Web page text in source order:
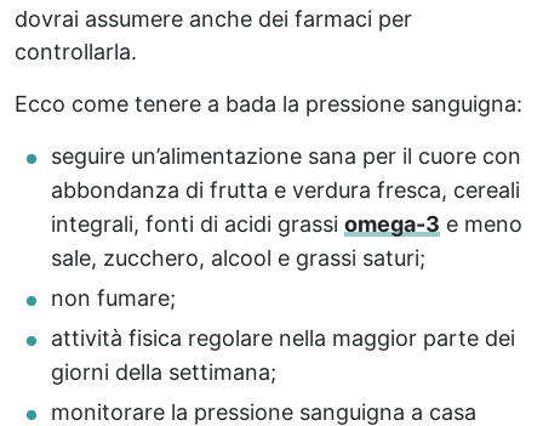
dovrai assumere anche dei farmaci per
controllarla.
Ecco come tenere a bada la pressione sanguigna:
seguire un’alimentazione sana per il cuore con
abbondanza di frutta e verdura fresca, cereali
integrali, fonti di acidi grassi omega-3 e meno
sale, zucchero, alcool e grassi saturi;
non fumare;
attività fisica regolare nella maggior parte dei
giorni della settimana;
monitorare la pressione sanguigna a casa